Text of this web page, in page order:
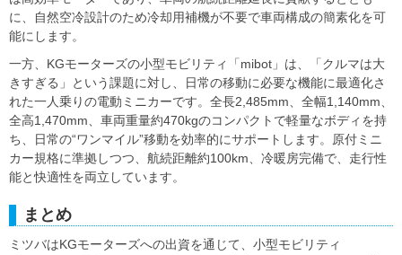
に、自然空冷設計のため冷却用補機が不要で車両構成の簡素化を可
能にします。
一方、KGモーターズの小型モビリティ「mibot」は、「クルマは大
きすぎる」という課題に対し、日常の移動に必要な機能に最適化さ
れた一人乗りの電動ミニカーです。全長2,485mm、全幅1,140mm、
全高1,470mm、車両重量約470kgのコンパクトで軽量なボディを持
ち、日常の“ワンマイル”移動を効率的にサポートします。原付ミニ
カー規格に準拠しつつ、航続距離約100km、冷暖房完備で、走行性
能と快適性を両立しています。
まとめ
ミツバはKGモーターズへの出資を通じて、小型モビリティ